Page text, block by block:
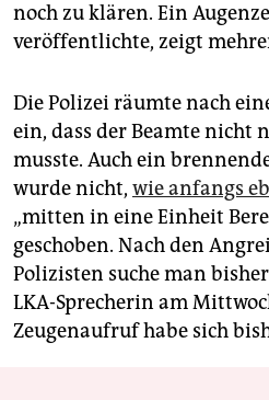
noch zu klären. Ein
veröffentlichte, zeigt
Die Polizei räumte nach
ein, dass der Beamte nicht
musste. Auch ein
wurde nicht, wie anfangs
„mitten in eine Einheit
geschoben. Nach den
Polizisten suche man
LKA-Sprecherin am
Zeugenaufruf habe sich